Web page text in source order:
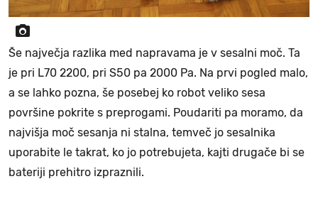
Še največja razlika med napravama je v sesalni moč. Ta
je pri L70 2200, pri S50 pa 2000 Pa. Na prvi pogled malo,
a se lahko pozna, še posebej ko robot veliko sesa
površine pokrite s preprogami. Poudariti pa moramo, da
najvišja moč sesanja ni stalna, temveč jo sesalnika
uporabite le takrat, ko jo potrebujeta, kajti drugače bi se
bateriji prehitro izpraznili.